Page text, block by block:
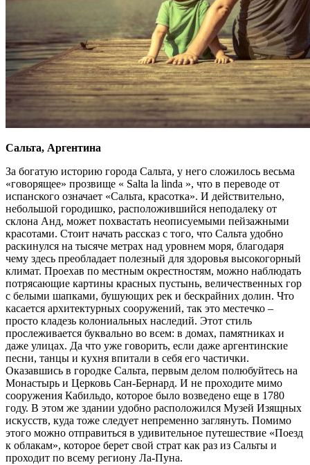
Сальта, Аргентина
За богатую историю города Сальта, у него сложилось весьма
«говорящее» прозвище « Salta la linda », что в переводе от
испанского означает «Сальта, красотка». И действительно,
небольшой городишко, расположившийся неподалеку от
склона Анд, может похвастать неописуемыми пейзажными
красотами. Стоит начать рассказ с того, что Сальта удобно
раскинулся на тысяче метрах над уровнем моря, благодаря
чему здесь преобладает полезный для здоровья высокогорный
климат. Проехав по местным окрестностям, можно наблюдать
потрясающие картины красных пустынь, величественных гор
с белыми шапками, бушующих рек и бескрайних долин. Что
касается архитектурных сооружений, так это местечко –
просто кладезь колониальных наследий. Этот стиль
прослеживается буквально во всем: в домах, памятниках и
даже улицах. Да что уже говорить, если даже аргентинские
песни, танцы и кухня впитали в себя его частички.
Оказавшись в городке Сальта, первым делом полюбуйтесь на
Монастырь и Церковь Сан-Бернард. И не проходите мимо
сооружения Кабильдо, которое было возведено еще в 1780
году. В этом же здании удобно расположился Музей Изящных
искусств, куда тоже следует непременно заглянуть. Помимо
этого можно отправиться в удивительное путешествие «Поезд
к облакам», которое берет свой страт как раз из Сальты и
проходит по всему региону Ла-Пуна.